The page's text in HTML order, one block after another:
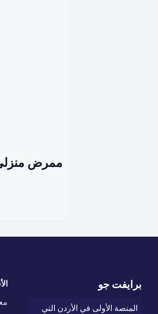
ممرض
برايفت جو
المنصة الأولى في الأردن التي